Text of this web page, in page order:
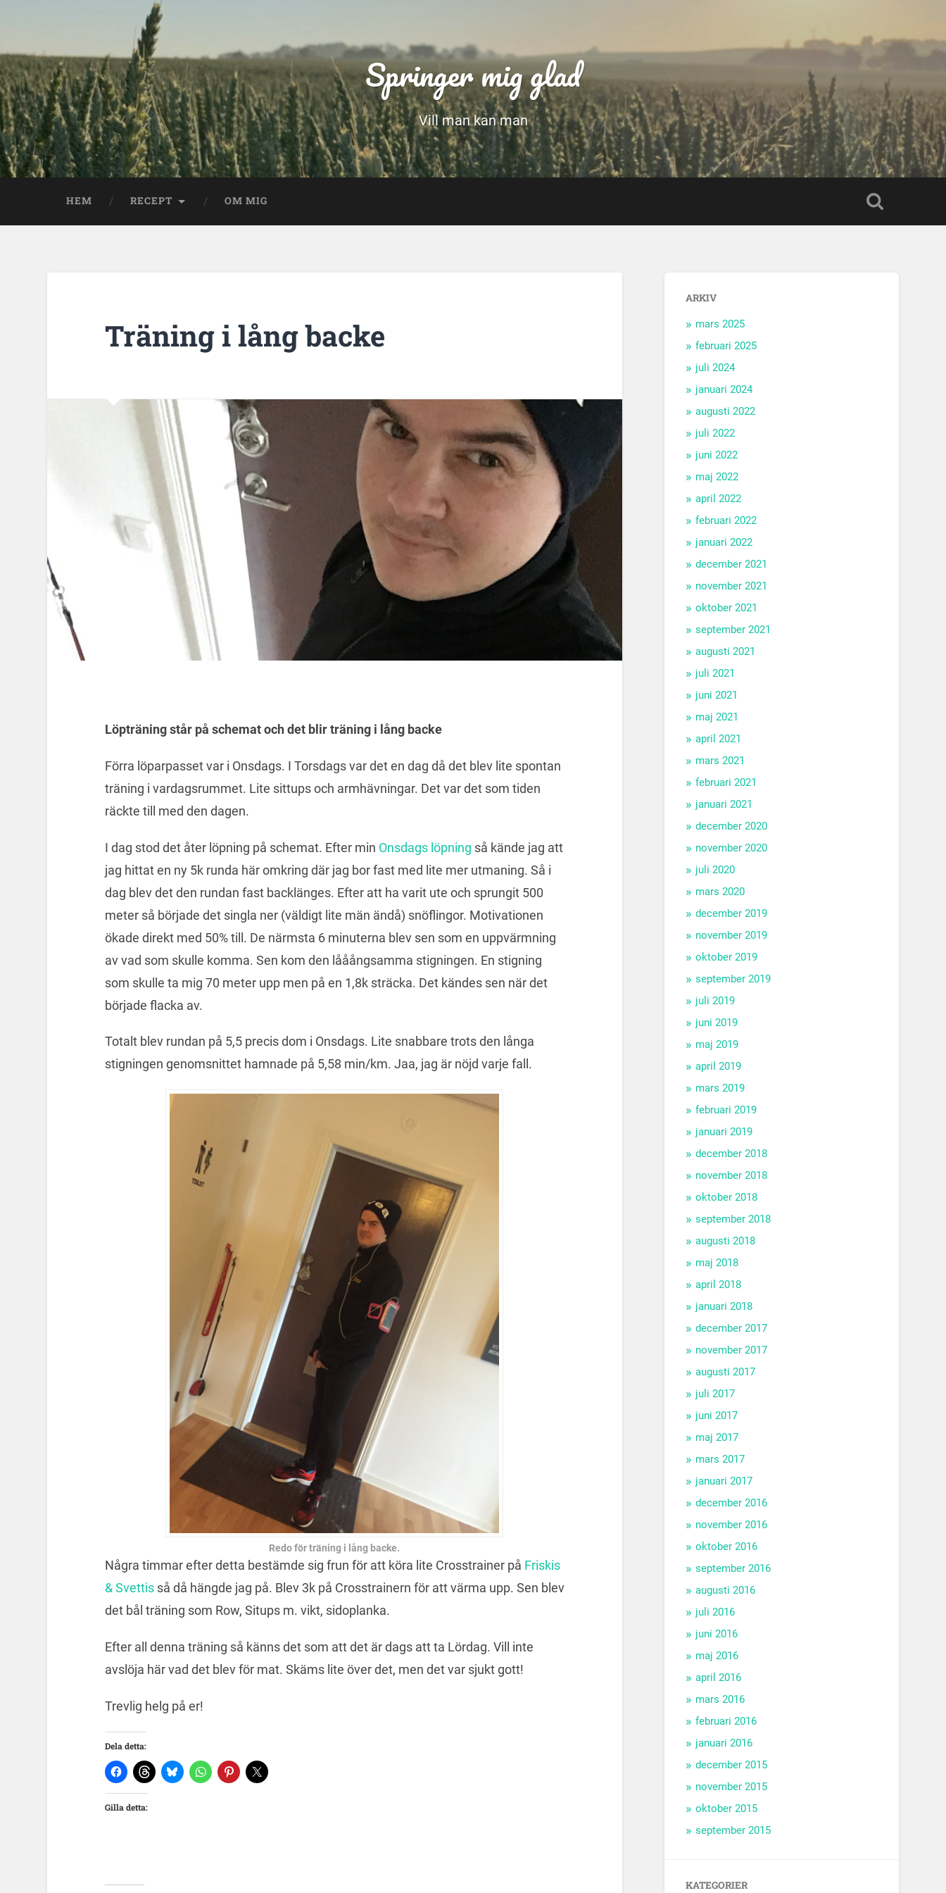
Springer mig glad
Vill man kan man
HEM RECEPT OM MIG
Träning i lång backe
Löpträning står på schemat och det blir träning i lång backe
Förra löparpasset var i Onsdags. I Torsdags var det en dag då det blev lite spontan
träning i vardagsrummet. Lite sittups och armhävningar. Det var det som tiden
räckte till med den dagen.
I dag stod det åter löpning på schemat. Efter min Onsdags löpning så kände jag att
jag hittat en ny 5k runda här omkring där jag bor fast med lite mer utmaning. Så i
dag blev det den rundan fast backlänges. Efter att ha varit ute och sprungit 500
meter så började det singla ner (väldigt lite män ändå) snöflingor. Motivationen
ökade direkt med 50% till. De närmsta 6 minuterna blev sen som en uppvärmning
av vad som skulle komma. Sen kom den lååångsamma stigningen. En stigning
som skulle ta mig 70 meter upp men på en 1,8k sträcka. Det kändes sen när det
började flacka av.
Totalt blev rundan på 5,5 precis dom i Onsdags. Lite snabbare trots den långa
stigningen genomsnittet hamnade på 5,58 min/km. Jaa, jag är nöjd varje fall.
Redo för träning i lång backe.
Några timmar efter detta bestämde sig frun för att köra lite Crosstrainer på Friskis
& Svettisså då hängde jag på. Blev 3k på Crosstrainern för att värma upp. Sen blev
det bål träning som Row, Situps m. vikt, sidoplanka.
Efter all denna träning så känns det som att det är dags att ta Lördag. Vill inte
avslöja här vad det blev för mat. Skäms lite över det, men det var sjukt gott!
Trevlig helg på er!
Dela detta:
Gilla detta:
ARKIV
mars 2025
februari 2025
juli 2024
januari 2024
augusti 2022
juli 2022
juni 2022
maj 2022
april 2022
februari 2022
januari 2022
december 2021
november 2021
oktober 2021
september 2021
augusti 2021
juli 2021
juni 2021
maj 2021
april 2021
mars 2021
februari 2021
januari 2021
december 2020
november 2020
juli 2020
mars 2020
december 2019
november 2019
oktober 2019
september 2019
juli 2019
juni 2019
maj 2019
april 2019
mars 2019
februari 2019
januari 2019
december 2018
november 2018
oktober 2018
september 2018
augusti 2018
maj 2018
april 2018
januari 2018
december 2017
november 2017
augusti 2017
juli 2017
juni 2017
maj 2017
mars 2017
januari 2017
december 2016
november 2016
oktober 2016
september 2016
augusti 2016
juli 2016
juni 2016
maj 2016
april 2016
mars 2016
februari 2016
januari 2016
december 2015
november 2015
oktober 2015
september 2015
KATEGORIER